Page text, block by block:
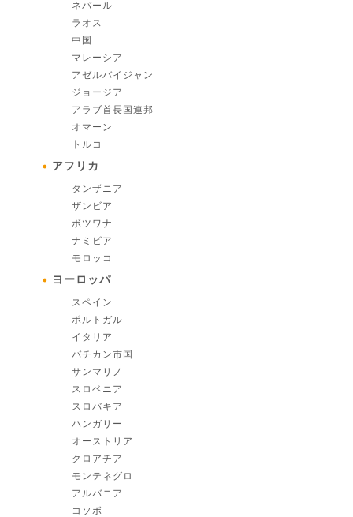
ネパール
ラオス
中国
マレーシア
アゼルバイジャン
ジョージア
アラブ首長国連邦
オマーン
トルコ
アフリカ
タンザニア
ザンビア
ボツワナ
ナミビア
モロッコ
ヨーロッパ
スペイン
ポルトガル
イタリア
バチカン市国
サンマリノ
スロベニア
スロバキア
ハンガリー
オーストリア
クロアチア
モンテネグロ
アルバニア
コソボ